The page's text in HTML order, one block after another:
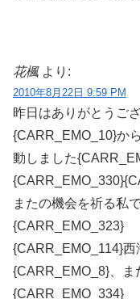
花楓 より:
2010年8月22日 9:59 PM
昨日はありがとうご
{CARR_EMO_10}か
動しました
またの機会を祈る私
{CARR_EMO_323}
{CARR_EMO_114}
{CARR_EMO_8}、ま
{CARR_EMO_334}